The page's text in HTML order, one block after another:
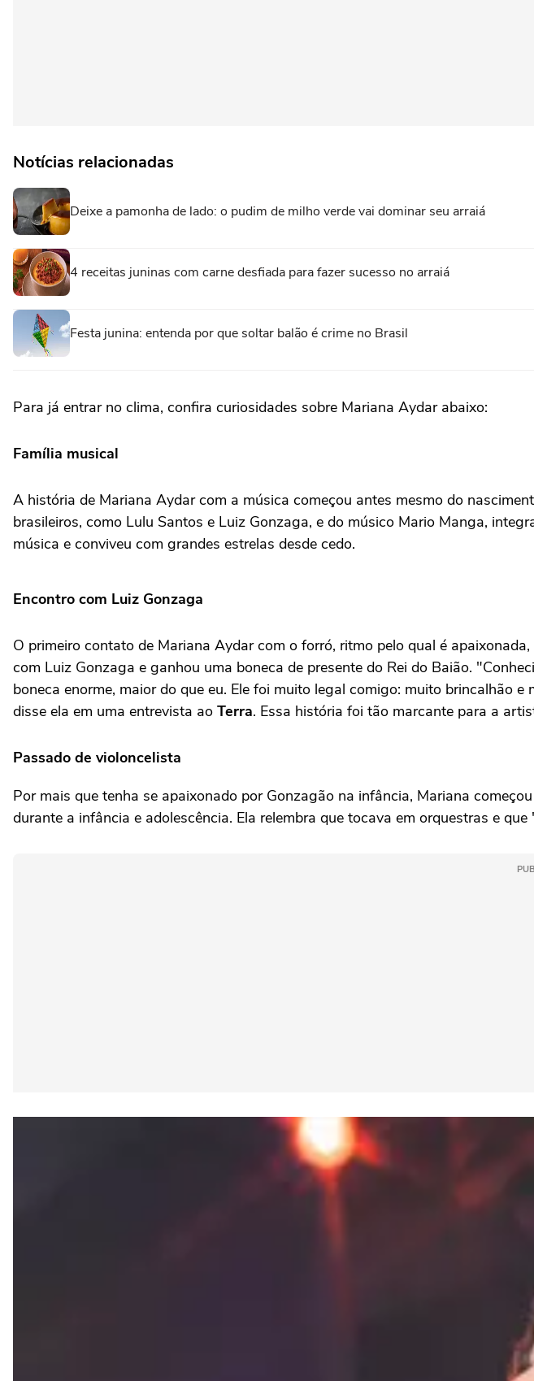
Notícias relacionadas
Deixe a pamonha de lado: o pudim de milho verde vai dominar seu arraiá
4 receitas juninas com carne desfiada para fazer sucesso no arraiá
Festa junina: entenda por que soltar balão é crime no Brasil
Para já entrar no clima, confira curiosidades sobre Mariana Aydar abaixo:
Família musical
A história de Mariana Aydar com a música começou antes mesmo do
brasileiros, como Lulu Santos e Luiz Gonzaga, e do músico Mario Manga,
música e conviveu com grandes estrelas desde cedo.
Encontro com Luiz Gonzaga
O primeiro contato de Mariana Aydar com o forró, ritmo pelo qual é
com Luiz Gonzaga e ganhou uma boneca de presente do Rei do Baião.
boneca enorme, maior do que eu. Ele foi muito legal comigo: muito brincalhão
disse ela em uma entrevista ao Terra. Essa história foi tão marcante para a
Passado de violoncelista
Por mais que tenha se apaixonado por Gonzagão na infância, Mariana
durante a infância e adolescência. Ela relembra que tocava em orquestras e